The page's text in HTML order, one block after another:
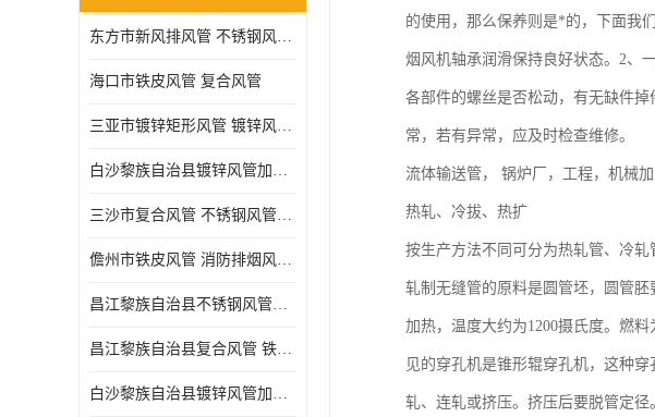
东方市新风排风管 不锈钢风管加工
海口市铁皮风管 复合风管
三亚市镀锌矩形风管 镀锌风管加工厂
白沙黎族自治县镀锌风管加工厂 铁皮风管 耐腐蚀
三沙市复合风管 不锈钢风管加工 做急单
儋州市铁皮风管 消防排烟风管 耐腐蚀
昌江黎族自治县不锈钢风管加工 镀锌螺旋风管加工厂
昌江黎族自治县复合风管 铁皮风管
白沙黎族自治县镀锌风管加工厂 新风排风管
的使用，那么保养则是*的，下面我
烟风机轴承润滑保持良好状态。2、
各部件的螺丝是否松动，有无缺件
常，若有异常，应及时检查维修。
流体输送管， 锅炉厂，工程，机械
热轧、冷拔、热扩
按生产方法不同可分为热轧管、冷轧
轧制无缝管的原料是圆管坯，圆管
加热，温度大约为1200摄氏度。燃
见的穿孔机是锥形辊穿孔机，这种
轧、连轧或挤压。挤压后要脱管定